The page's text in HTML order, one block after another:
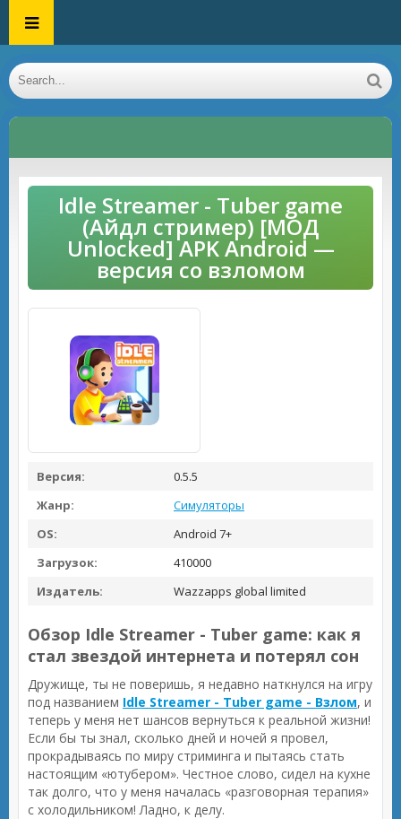
Idle Streamer - Tuber game
(Айдл стример) [МОД
Unlocked] APK Android —
версия со взломом
Версия:
0.5.5
Жанр:
Симуляторы
OS:
Android 7+
Загрузок:
410000
Издатель:
Wazzapps global limited
Обзор Idle Streamer - Tuber game: как я
стал звездой интернета и потерял сон
Дружище, ты не поверишь, я недавно наткнулся на игру
под названием Idle Streamer - Tuber game - Взлом, и
теперь у меня нет шансов вернуться к реальной жизни!
Если бы ты знал, сколько дней и ночей я провел,
прокрадываясь по миру стриминга и пытаясь стать
настоящим «ютубером». Честное слово, сидел на кухне
так долго, что у меня началась «разговорная терапия»
с холодильником! Ладно, к делу.